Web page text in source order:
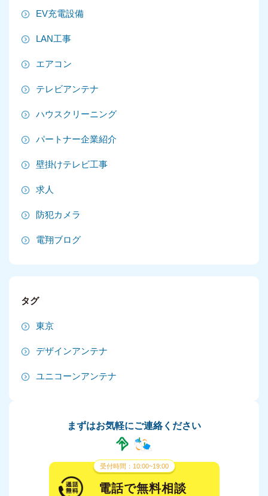
2024年8月
2024年7月
2024年6月
2024年5月
2024年3月
2024年1月
EV充電設備
LAN工事
エアコン
テレビアンテナ
ハウスクリーニング
パートナー企業紹介
壁掛けテレビ工事
求人
防犯カメラ
電翔ブログ
タグ
東京
デザインアンテナ
ユニコーンアンテナ
まずはお気軽にご連絡ください
受付時間：10:00~19:00
電話で無料相談